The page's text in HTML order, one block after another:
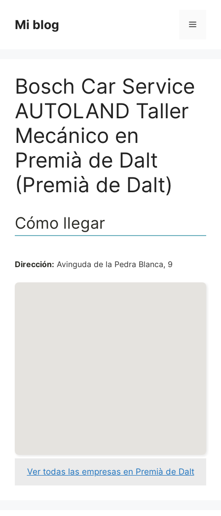
contenido
Mi blog Menú
Bosch Car Service
AUTOLAND Taller
Mecánico en
Premià de Dalt
(Premià de Dalt)
Cómo llegar
Dirección: Avinguda de la Pedra Blanca, 9
Ver todas las empresas en Premià de Dalt